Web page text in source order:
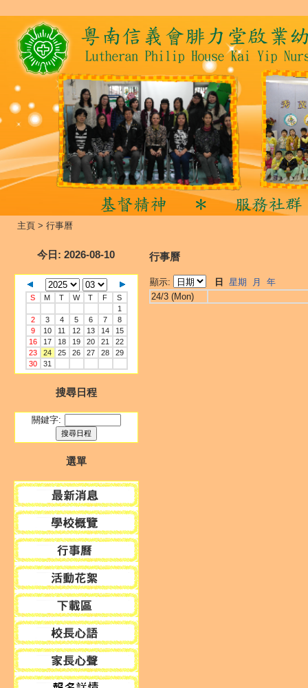
主頁 > 行事曆
今日 : 2026-08-10
S M T W T F
S
1
2
3 4 5 6 7
8
9
10 11 12 13 14
15
16
17 18 19 20 21
22
23
24 25 26 27 28
29
30
31
搜尋日程
關鍵字:
選單
行事曆
顯示: 日 星期 月
年
24/3 (Mon)